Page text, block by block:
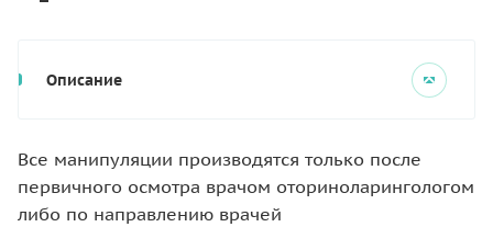
Описание
Все манипуляции производятся только после
первичного осмотра врачом оториноларингологом
либо по направлению врачей